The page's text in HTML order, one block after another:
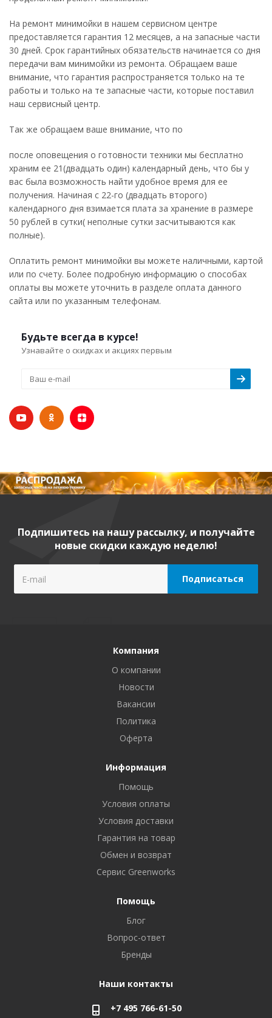
На ремонт минимойки в нашем сервисном центре
предоставляется гарантия 12 месяцев, а на запасные части
30 дней. Срок гарантийных обязательств начинается со дня
передачи вам минимойки из ремонта. Обращаем ваше
внимание, что гарантия распространяется только на те
работы и только на те запасные части, которые поставил
наш сервисный центр.
Так же обращаем ваше внимание, что по
после оповещения о готовности техники мы бесплатно
храним ее 21(двадцать один) календарный день, что бы у
вас была возможность найти удобное время для ее
получения. Начиная с 22-го (двадцать второго)
календарного дня взимается плата за хранение в размере
50 рублей в сутки( неполные сутки засчитываются как
полные).
Оплатить ремонт минимойки вы можете наличными, картой
или по счету. Более подробную информацию о способах
оплаты вы можете уточнить в разделе оплата данного
сайта или по указанным телефонам.
Будьте всегда в курсе!
Узнавайте о скидках и акциях первым
Подпишитесь на нашу рассылку, и получайте
новые скидки каждую неделю!
Компания
О компании
Новости
Вакансии
Политика
Оферта
Информация
Помощь
Условия оплаты
Условия доставки
Гарантия на товар
Обмен и возврат
Сервис Greenworks
Помощь
Блог
Вопрос-ответ
Бренды
Наши контакты
+7 495 766-61-50